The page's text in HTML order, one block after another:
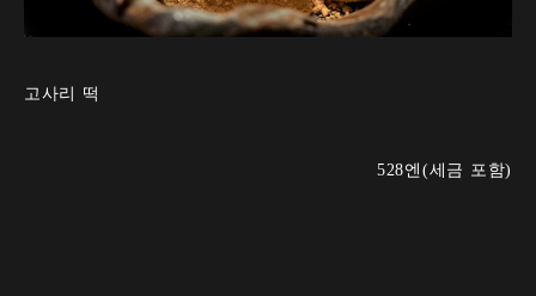
고사리 떡
528엔(세금 포함)